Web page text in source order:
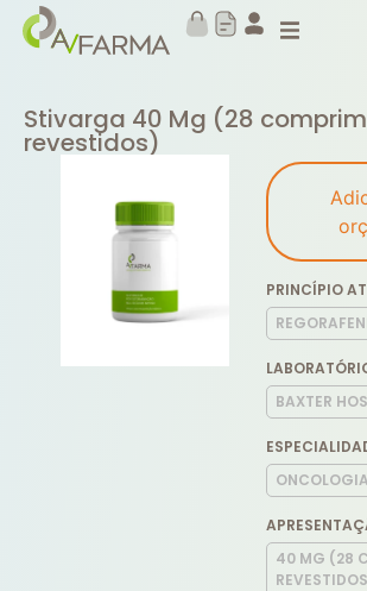
Stivarga 40 Mg (28
revestidos)
PRINCÍPIO
BAXTER
ONCOLOGIA
40 MG (28